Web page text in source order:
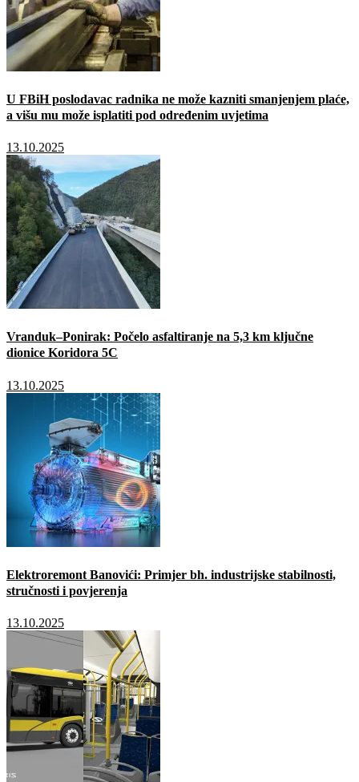
U FBiH poslodavac radnika ne može kazniti smanjenjem plaće,
a višu mu može isplatiti pod određenim uvjetima
13.10.2025
Vranduk–Ponirak: Počelo asfaltiranje na 5,3 km ključne
dionice Koridora 5C
13.10.2025
Elektroremont Banovići: Primjer bh. industrijske stabilnosti,
stručnosti i povjerenja
13.10.2025